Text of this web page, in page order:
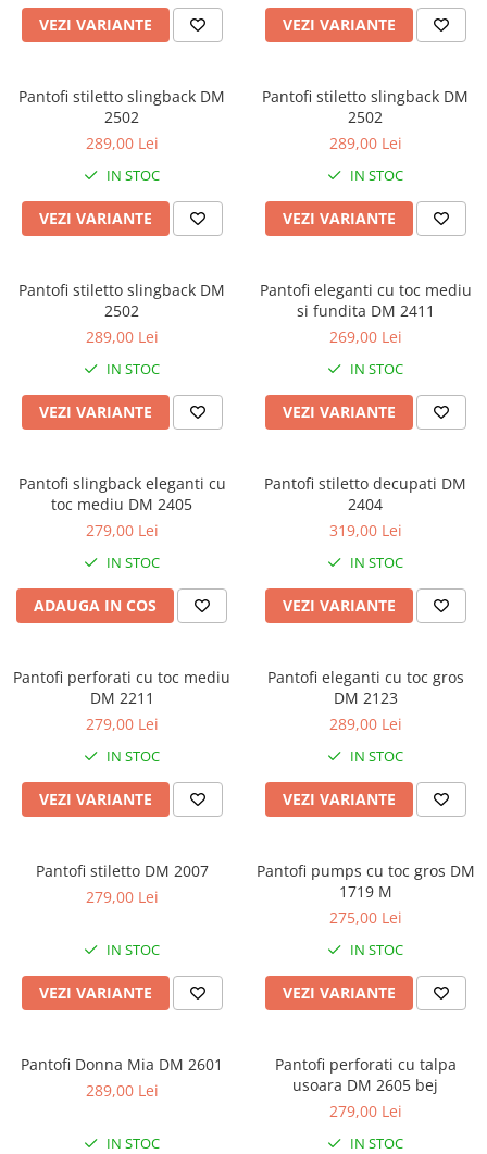
VEZI VARIANTE VEZI VARIANTE
Pantofi stiletto slingback DM
2502
289,00 Lei
IN STOC
VEZI VARIANTE
Pantofi stiletto slingback DM
2502
289,00 Lei
IN STOC
VEZI VARIANTE
Pantofi stiletto slingback DM
2502
289,00 Lei
IN STOC
VEZI VARIANTE
Pantofi eleganti cu toc mediu
si fundita DM 2411
269,00 Lei
IN STOC
VEZI VARIANTE
Pantofi slingback eleganti cu
toc mediu DM 2405
279,00 Lei
IN STOC
ADAUGA IN COS
Pantofi stiletto decupati DM
2404
319,00 Lei
IN STOC
VEZI VARIANTE
Pantofi perforati cu toc mediu
DM 2211
279,00 Lei
IN STOC
VEZI VARIANTE
Pantofi eleganti cu toc gros
DM 2123
289,00 Lei
IN STOC
VEZI VARIANTE
Pantofi stiletto DM 2007
279,00 Lei
IN STOC
VEZI VARIANTE
Pantofi pumps cu toc gros DM
1719 M
275,00 Lei
IN STOC
VEZI VARIANTE
Pantofi Donna Mia DM 2601
289,00 Lei
IN STOC
Pantofi perforati cu talpa
usoara DM 2605 bej
279,00 Lei
IN STOC